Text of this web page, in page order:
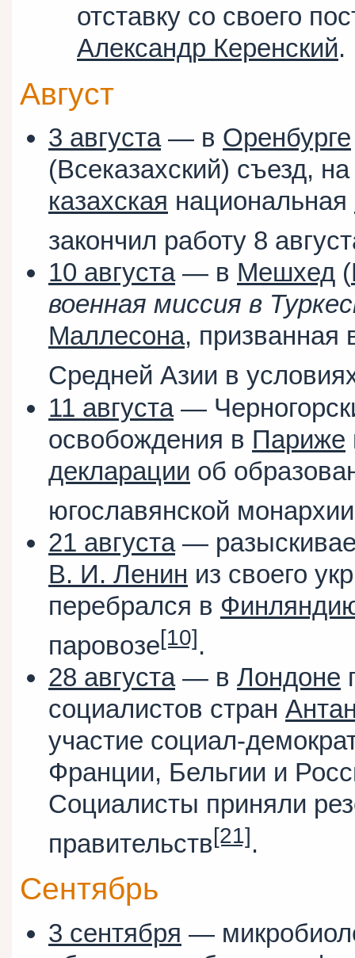
отставку со своего
Александр Керенский.
Август
3 августа— в Оренбурге
(Всеказахский) съезд,
казахская национальная
закончил работу 8
10 августа— в Мешхед (
военная миссия в
Маллесона, призванная
Средней Азии в
11 августа—
освобождения в Париже
декларации об
югославянской монархии
21 августа—
В. И. Ленин из своего
перебрался в
паровозе[10].
28 августа— в Лондоне
социалистов стран
участие социал-
Франции, Бельгии и
Социалисты приняли
правительств[21].
Сентябрь
3 сентября —